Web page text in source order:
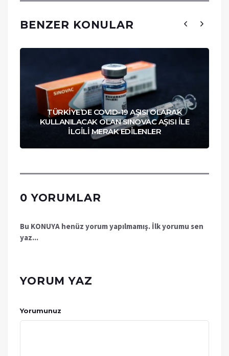
BENZER KONULAR
TÜRKİYE’DE COVID-19 AŞISI OLARAK
KULLANILACAK OLAN SINOVAC AŞISI İLE
İLGİLİ MERAK EDİLENLER
0 YORUMLAR
Bu KONUYA henüz yorum yapılmamış. İlk yorumu sen
yaz...
YORUM YAZ
Yorumunuz